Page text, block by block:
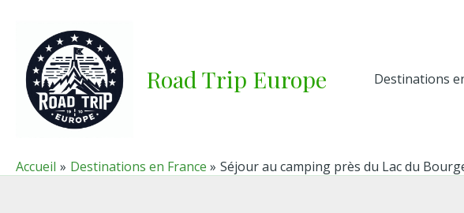
contenu
Road Trip Europe Destinations
Accueil Destinations en France Séjour au camping près du Lac du